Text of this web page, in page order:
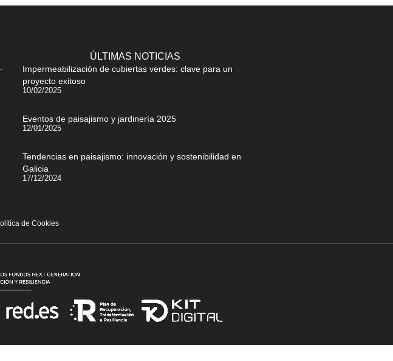
ÚLTIMAS NOTICIAS
Impermeabilización de cubiertas verdes: clave para un
proyecto exitoso
10/02/2025
Eventos de paisajismo y jardinería 2025
12/01/2025
Tendencias en paisajismo: innovación y sostenibilidad en
Galicia
17/12/2024
de Cookies